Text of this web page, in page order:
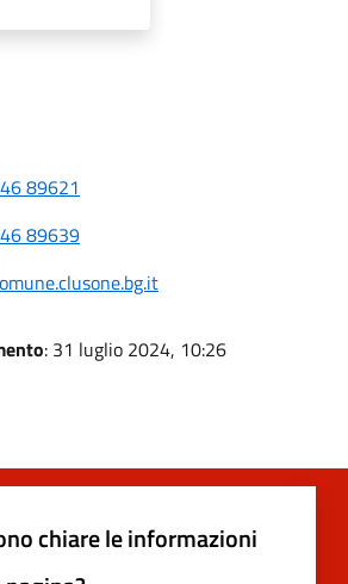
89621
89639
: 31 luglio 2024, 10:26
chiare le informazioni